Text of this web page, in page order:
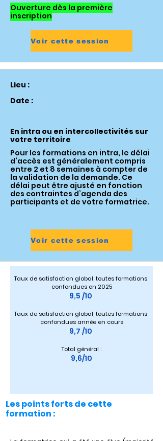
Ouverture dès la première
inscription
Voir cette session
Lieu :
Date :
En intra ou en intercollectivités sur
votre territoire
Pour les formations en intra, le délai
d’accès est généralement compris
entre 2 et 8 semaines à compter de
la validation de la demande. Ce
délai peut être ajusté en fonction
des contraintes d’agenda des
participants et de votre formatrice.
Voir cette session
Taux de satisfaction global, toutes formations
confondues en 2025
9,5 /10
Taux de satisfaction global, toutes formations
confondues année en cours
9,7 /10
Total général :
9,6/10
Les points forts de cette
formation :